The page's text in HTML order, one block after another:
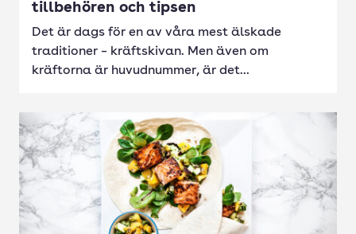
tillbehören och tipsen
Det är dags för en av våra mest älskade
traditioner – kräftskivan. Men även om
kräftorna är huvudnummer, är det...